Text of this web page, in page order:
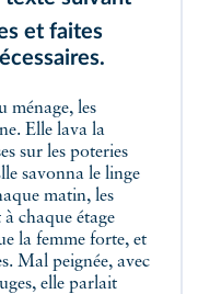
et faites
Elle lava la
sur les poteries
savonna le linge
matin, les
chaque étage
la femme forte, et
Mal peignée, avec
elle parlait